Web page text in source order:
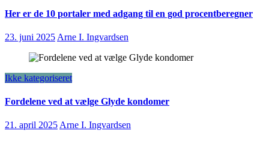
Her er de 10 portaler med adgang til en god procentberegner
23. juni 2025 Arne I. Ingvardsen
Ikke kategoriseret
Fordelene ved at vælge Glyde kondomer
21. april 2025 Arne I. Ingvardsen